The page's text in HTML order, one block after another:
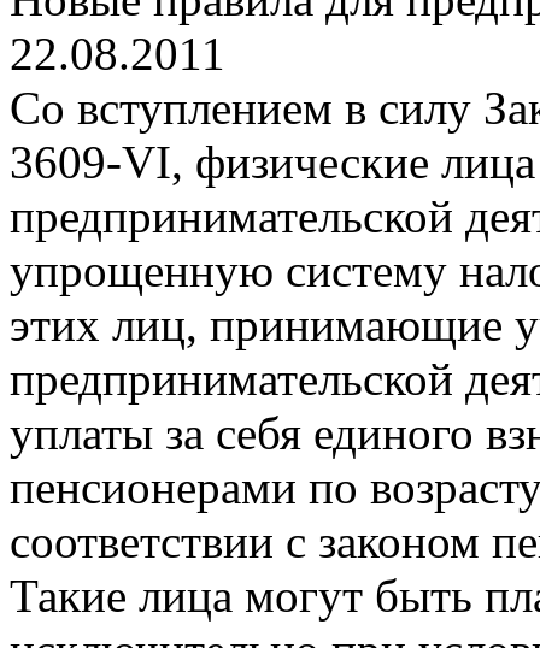
22.08.2011
Со вступлением в силу
3609-VI, физические
предпринимательской
упрощенную систему
этих лиц, принимающие
предпринимательской
уплаты за себя единого
пенсионерами по
соответствии с законом
Такие лица могут быть